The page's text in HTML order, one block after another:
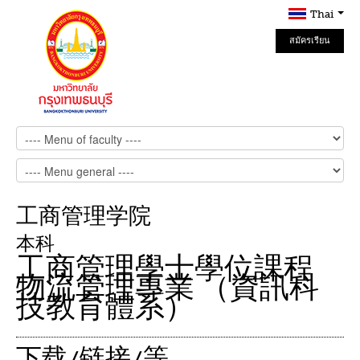
Thai
สมัครเรียน
Online
工商管理学院
本科
工商管理學士學位課程
物流管理專業 （資訊科
技教育體系）